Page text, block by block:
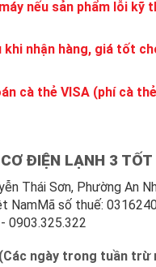
nếu sản phẩm lỗi kỹ
khi nhận hàng, giá tốt
cà thẻ VISA (phí cà
ĐIỆN LẠNH 3 TỐT
Thái Sơn, Phường An
NamMã số thuế:
0903.325.322
ngày trong tuần trừ